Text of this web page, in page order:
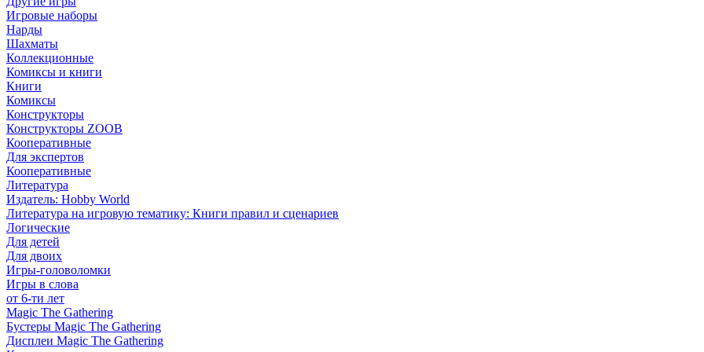
Игровые наборы
Нарды
Шахматы
Коллекционные
Комиксы и книги
Книги
Комиксы
Конструкторы
Конструкторы ZOOB
Кооперативные
Для экспертов
Кооперативные
Литература
Издатель: Hobby World
Литература на игровую тематику: Книги правил и сценариев
Логические
Для детей
Для двоих
Игры-головоломки
Игры в слова
от 6-ти лет
Magic The Gathering
Бустеры Magic The Gathering
Дисплеи Magic The Gathering